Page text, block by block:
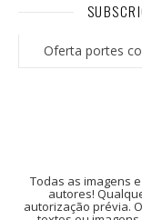
Oferta portes
Todas as imagens
autores!
autorização prévia.